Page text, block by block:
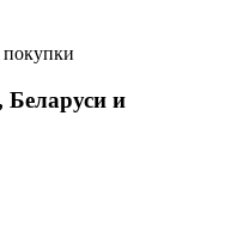
Беларуси и